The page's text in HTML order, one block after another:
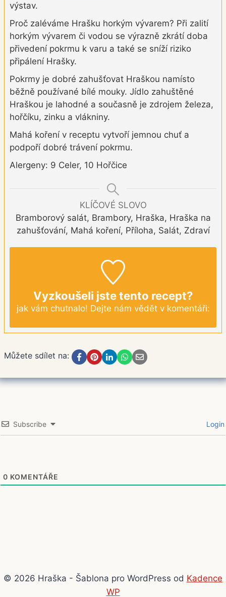
výstav.
Proč zaléváme Hrašku horkým vývarem? Při zalití
horkým vývarem či vodou se výrazně zkrátí doba
přivedení pokrmu k varu a také se sníží riziko
připálení Hrašky.
Pokrmy je dobré zahušťovat Hraškou namísto
běžně používané bílé mouky. Jídlo zahuštěné
Hraškou je lahodné a současně je zdrojem železa,
hořčíku, zinku a vlákniny.
Mahá koření v receptu vytvoří jemnou chuť a
podpoří dobré trávení pokrmu.
Alergeny: 9 Celer, 10 Hořčice
KLÍČOVÉ SLOVO
Bramborový salát, Brambory, Hraška, Hraška na
zahušťování, Mahá koření, Příloha, Salát, Zdraví
Vyzkoušeli jste tento recept?
jak vám chutnalo! Dejte nám vědět v komentáři:
Můžete sdílet na:
Subscribe Login
0 KOMENTÁŘE
© 2026 Hraška - Šablona pro WordPress od Kadence
WP